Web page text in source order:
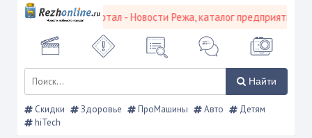
городской портал - Новости Режа, каталог предприятий,
Найти
Скидки Здоровье ПроМашины Авто
Детям
hiTech